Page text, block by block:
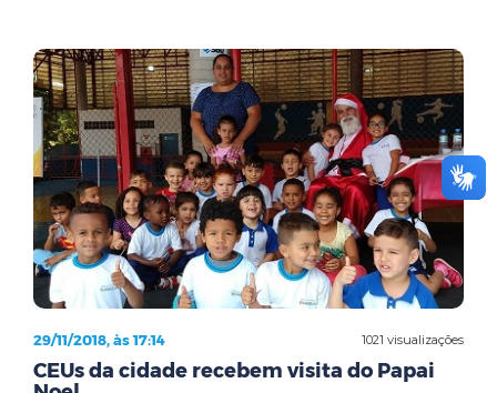
1021 visualizações
29/11/2018, às 17:14
CEUs da cidade recebem visita do Papai